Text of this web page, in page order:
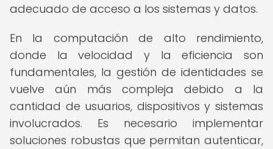
adecuado de acceso a los sistemas y datos.
En la computación de alto rendimiento,
donde la velocidad y la eficiencia son
fundamentales, la gestión de identidades se
vuelve aún más compleja debido a la
cantidad de usuarios, dispositivos y sistemas
involucrados. Es necesario implementar
soluciones robustas que permitan autenticar,